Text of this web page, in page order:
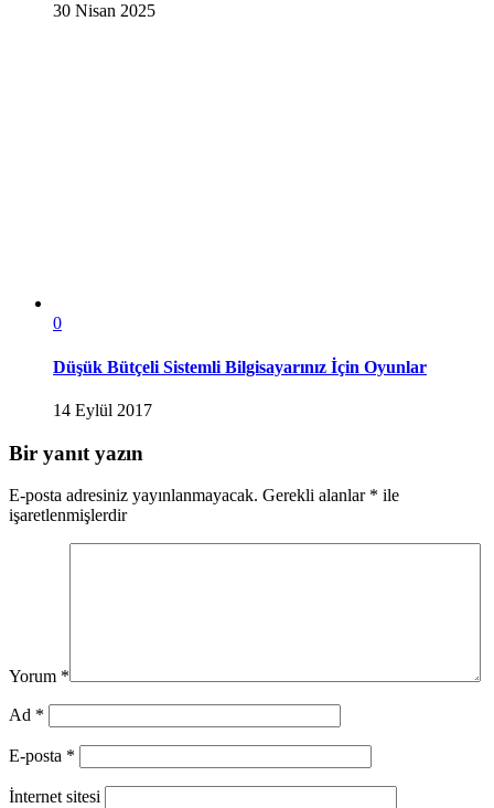
30 Nisan 2025
0
Düşük Bütçeli Sistemli Bilgisayarınız İçin Oyunlar
14 Eylül 2017
Bir yanıt yazın
E-posta adresiniz yayınlanmayacak. Gerekli alanlar * ile
işaretlenmişlerdir
Yorum *
Ad *
E-posta *
İnternet sitesi